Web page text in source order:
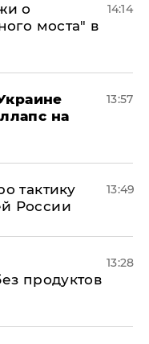
о
моста" в
14:14
на
13:57
тактику
России
13:49
продуктов
13:28